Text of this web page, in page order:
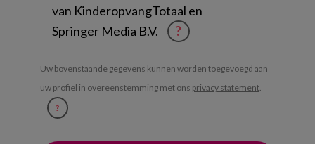
van KinderopvangTotaal en
Springer Media B.V.
?
Uw bovenstaande gegevens kunnen worden toegevoegd aan
uw profiel in overeenstemming met ons privacy statement.
?